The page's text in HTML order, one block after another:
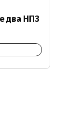
два НПЗ